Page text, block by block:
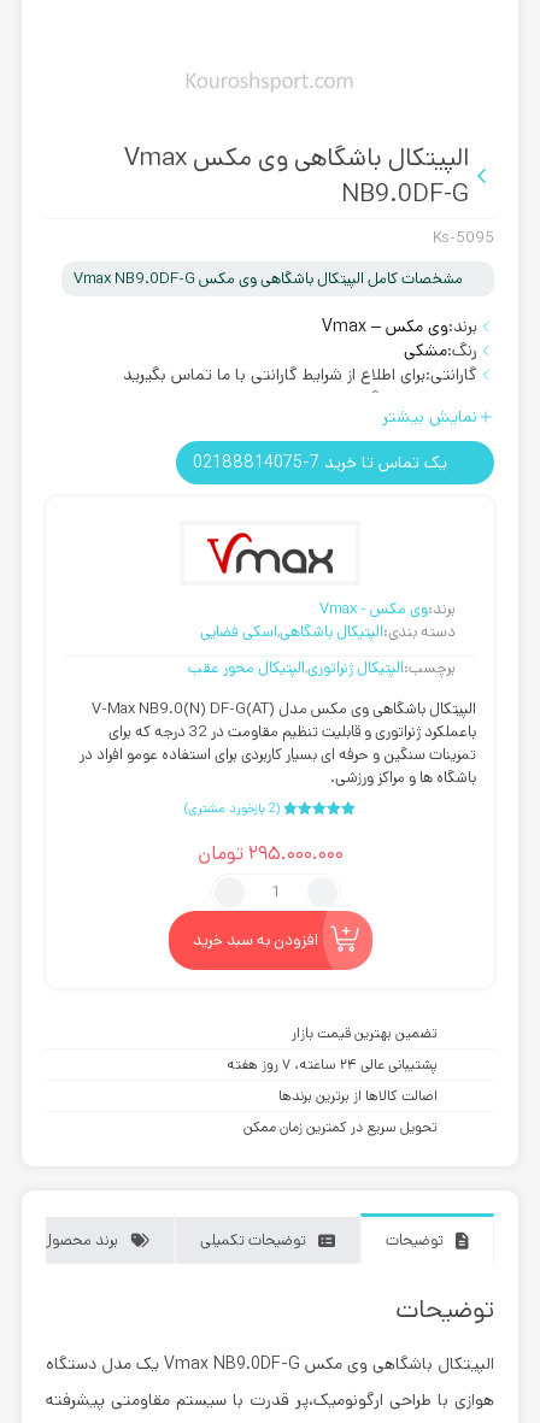
الپیتکال باشگاهی وی مکس Vmax
NB9.0DF-G
Ks-5095
مشخصات کامل الپیتکال باشگاهی وی مکس Vmax NB9.0DF-G
برند:وی مکس – Vmax
رنگ:مشکی
گارانتی:برای اطلاع از شرایط گارانتی با ما تماس بگیرید
رایگان
تحمل وزن:تحمل وزن 150 کیلوگرمنمایش بیشتر
یک تماس تا خرید 7-02188814075
برند:وی مکس - Vmax
دسته بندی:الپتیکال باشگاهی,اسکی فضایی
برچسب:الپتیکال ژنراتوری,الپتیکال محور عقب
الپیتکال باشگاهی وی مکس مدل V-Max NB9.0(N) DF-G(AT)
باعملکرد ژنراتوری و قابلیت تنظیم مقاومت در 32 درجه که برای
تمرینات سنگین و حرفه ای بسیار کاربردی برای استفاده عومو افراد در
باشگاه ها و مراکز ورزشی.
درامتیازدهی
(
2بازخورد مشتری)
295.000.000 تومان
باشگاهی
وی
مکس
NB9.0DF-
G
افزودن به سبد خرید
تضمین بهترین قیمت بازار
پشتیبانی عالی ۲۴ ساعته، ۷ روز هفته
اصالت کالاها از برترین برندها
تحویل سریع در کمترین زمان ممکن
توضیحات توضیحات تکمیلی برند محصول
توضیحات
الپیتکال باشگاهی وی مکس Vmax NB9.0DF-G
یک مدل دستگاه
هوازی با طراحی ارگونومیک،پر قدرت با سیستم مقاومتی پیشرفته